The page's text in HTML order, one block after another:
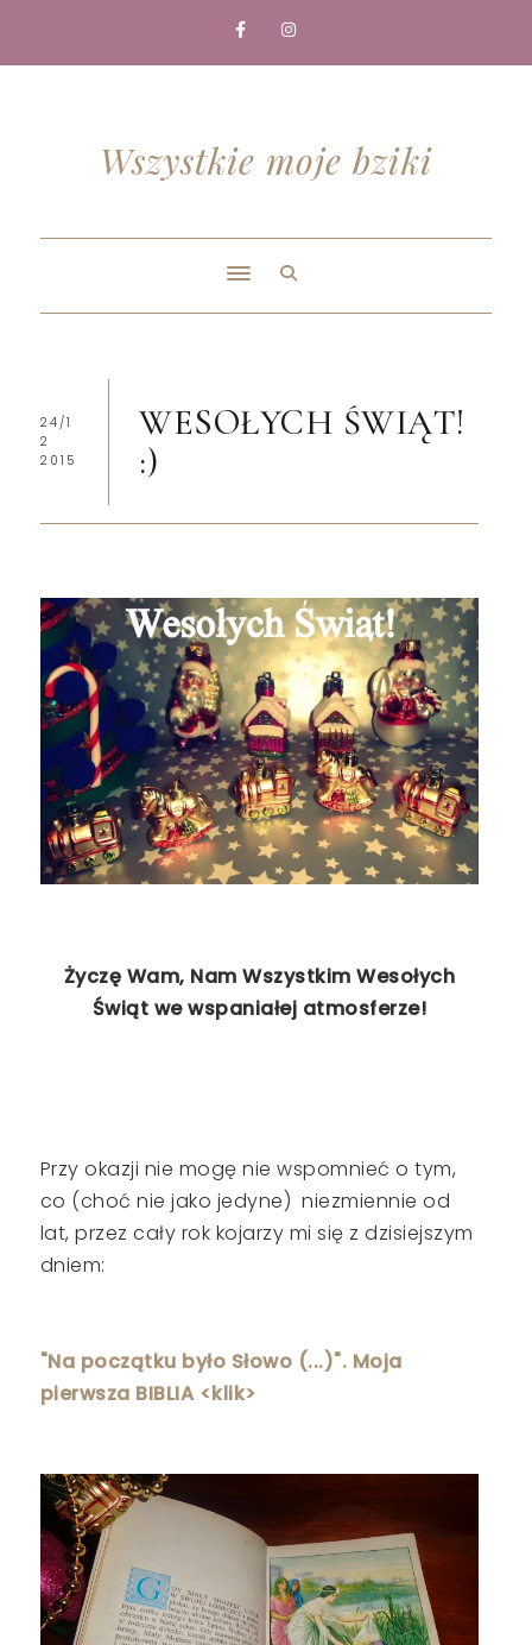
Wszystkie moje bziki
24/1
2
2015
WESOŁYCH ŚWIĄT!
:)
Życzę Wam, Nam Wszystkim Wesołych
Świąt we wspaniałej atmosferze!
Przy okazji nie mogę nie wspomnieć o tym,
co (choć nie jako jedyne) niezmiennie od
lat, przez cały rok kojarzy mi się z dzisiejszym
dniem:
"Na początku było Słowo (...)". Moja
pierwsza BIBLIA <klik>